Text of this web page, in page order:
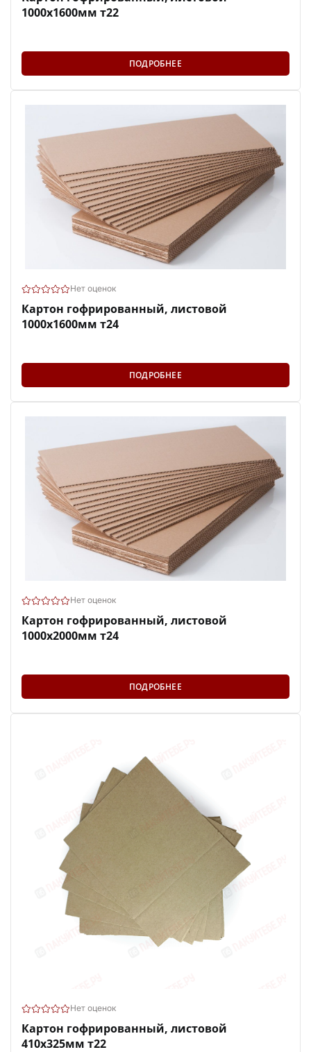
1000х1600мм т22
ПОДРОБНЕЕ
Нет оценок
Картон гофрированный, листовой
1000х1600мм т24
ПОДРОБНЕЕ
Нет оценок
Картон гофрированный, листовой
1000х2000мм т24
ПОДРОБНЕЕ
Нет оценок
Картон гофрированный, листовой
410х325мм т22